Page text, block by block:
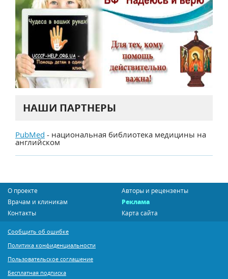
НАШИ ПАРТНЕРЫ
PubMed - национальная библиотека медицины на
английском
О проекте
Авторы и рецензенты
Врачам и клиникам
Реклама
Контакты
Карта сайта
Сообщить об ошибке
Политика конфиденциальности
Пользовательское соглашение
Бесплатная подписка